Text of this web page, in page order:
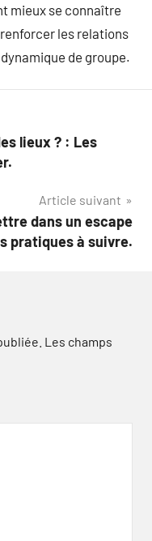
mieux se connaître
les relations
de groupe.
lieux ? : Les
Article suivant
dans un escape
pratiques à suivre.
Les champs